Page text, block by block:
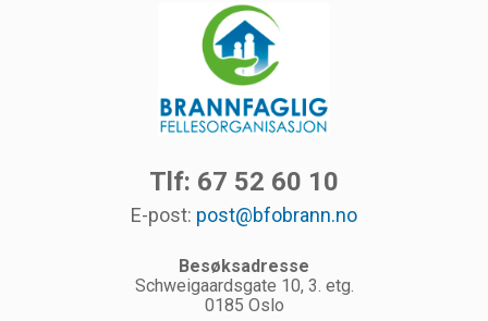
Tlf: 67 52 60 10
E-post: post@bfobrann.no
Besøksadresse
Schweigaardsgate 10, 3. etg.
0185 Oslo